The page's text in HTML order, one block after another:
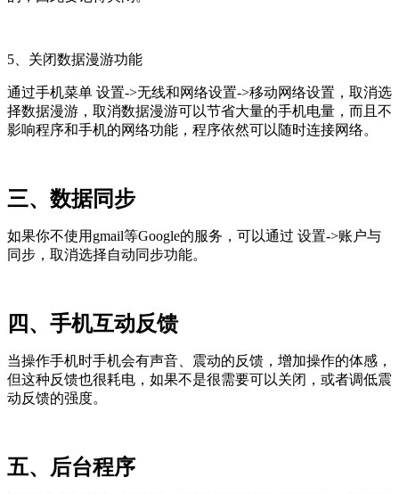
5、关闭数据漫游功能
通过手机菜单 设置->无线和网络设置->移动网络设置，取消选
择数据漫游，取消数据漫游可以节省大量的手机电量，而且不
影响程序和手机的网络功能，程序依然可以随时连接网络。
三、数据同步
如果你不使用gmail等Google的服务，可以通过 设置->账户与
同步，取消选择自动同步功能。
四、手机互动反馈
当操作手机时手机会有声音、震动的反馈，增加操作的体感，
但这种反馈也很耗电，如果不是很需要可以关闭，或者调低震
动反馈的强度。
五、后台程序